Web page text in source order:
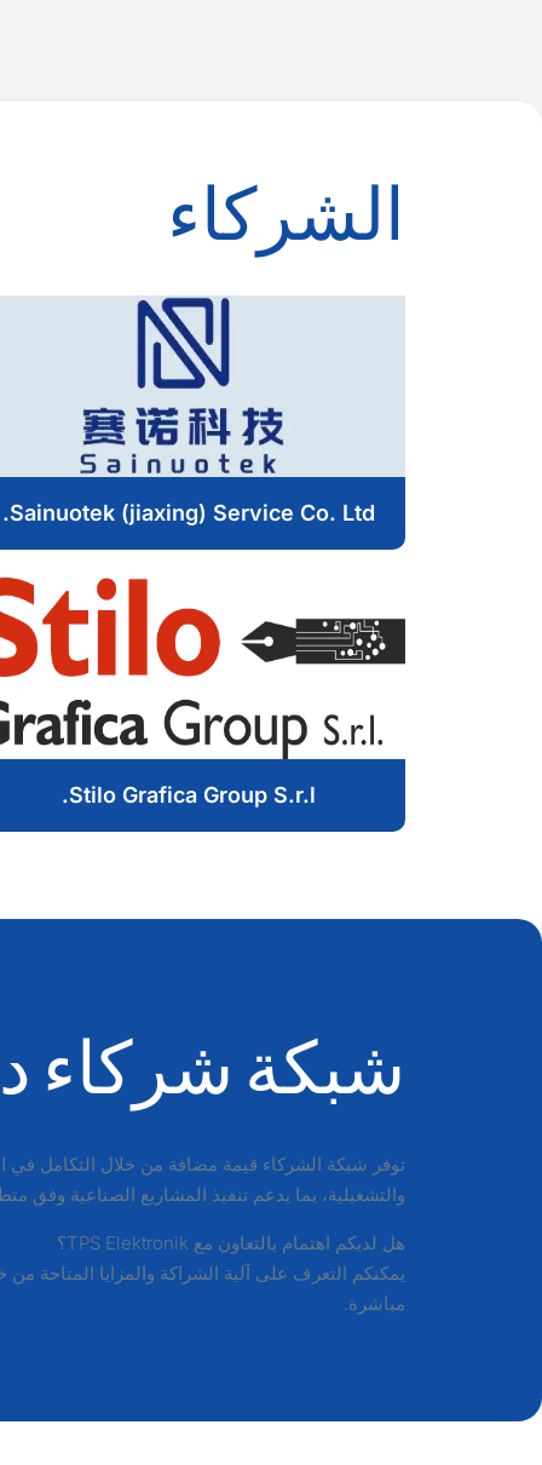
الشركاء
Sainuotek (jiaxing) Service Co. Ltd.
Stilo Grafica Group S.r.l.
شبكة شركاء
توفر شبكة الشركاء قيمة مضافة من خلال التكامل في
والتشغيلية، بما يدعم تنفيذ المشاريع الصناعية وفق
هل لديكم اهتمام بالتعاون مع TPS Elektronik؟
يمكنكم التعرف على آلية الشراكة والمزايا المتاحة من
مباشرة.